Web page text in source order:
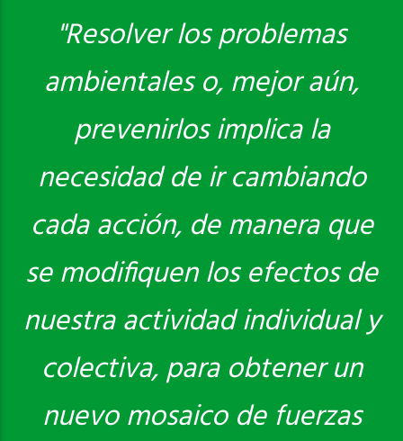
Saber más
"Resolver los problemas
ambientales o, mejor aún,
prevenirlos implica la
necesidad de ir cambiando
cada acción, de manera que
se modifiquen los efectos de
nuestra actividad individual y
colectiva, para obtener un
nuevo mosaico de fuerzas